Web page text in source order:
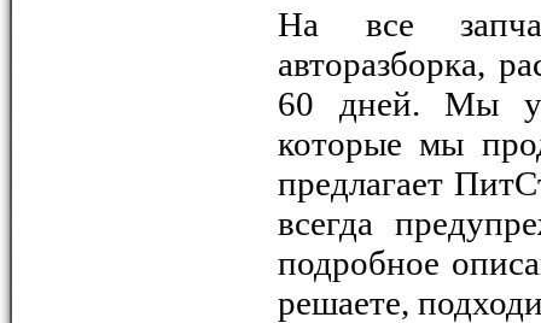
На все
авторазборка,
60 дней. Мы
которые мы
предлагает
всегда
подробное
решаете,